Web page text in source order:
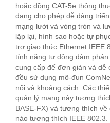
hoặc đồng CAT-5e thông
dạng cho phép dễ dàng
mạng lưới và vòng tròn và
lặp lại, hình sao hoặc tự
trợ giao thức Ethernet IEEE
tính năng tự động đàm
cung cấp để đơn giản và dễ
đều sử dụng mô-đun
nối và khoảng cách. Các
quản lý mạng này tương
BASE-FX) và tương thích
nào tương thích IEEE